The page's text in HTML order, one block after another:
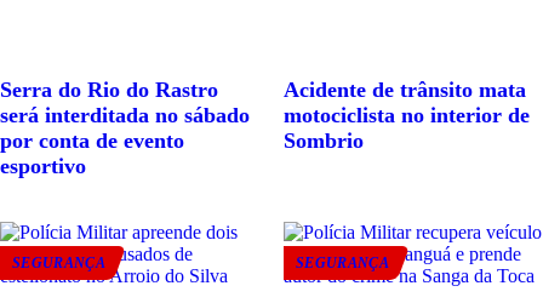
Serra do Rio do Rastro
será interditada no sábado
por conta de evento
esportivo
Acidente de trânsito mata
motociclista no interior de
Sombrio
SEGURANÇA SEGURANÇA